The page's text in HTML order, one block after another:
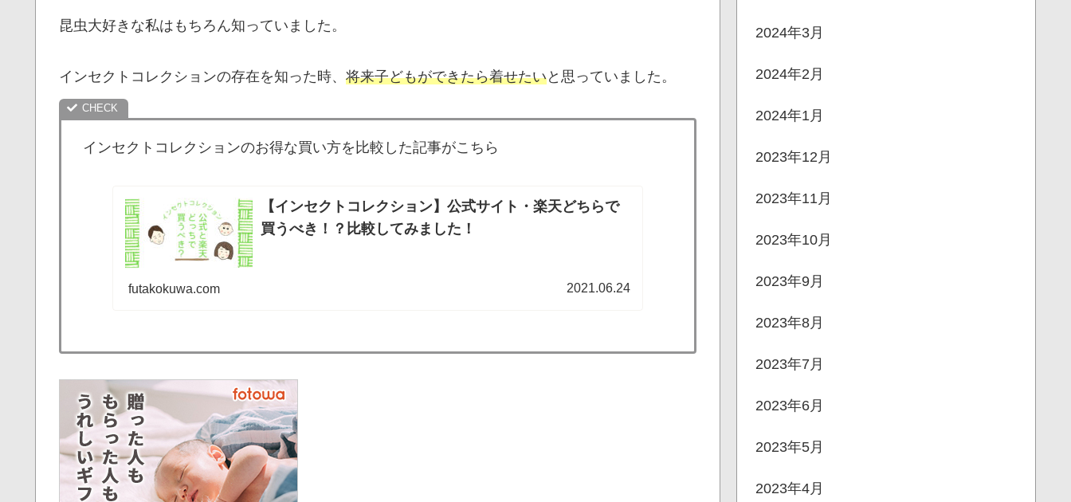
昆虫大好きな私はもちろん知っていました。
インセクトコレクションの存在を知った時、 将来子どもができたら着せたいと思っていました。
インセクトコレクションのお得な買い方を比較した記事がこちら
【インセクトコレクション】公式サイト・楽天どちらで
買うべき！？比較してみました！
futakokuwa.com 2021.06.24
2024年3月
2024年2月
2024年1月
2023年12月
2023年11月
2023年10月
2023年9月
2023年8月
2023年7月
2023年6月
2023年5月
2023年4月